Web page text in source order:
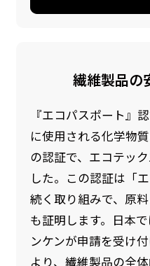
繊維製品の
『エコパスポート』
に使用される化学物
の認証で、エコテッ
した。この認証は「
続く取り組みで、原
も証明します。日本
ンケンが申請を受け
より、繊維製品の全